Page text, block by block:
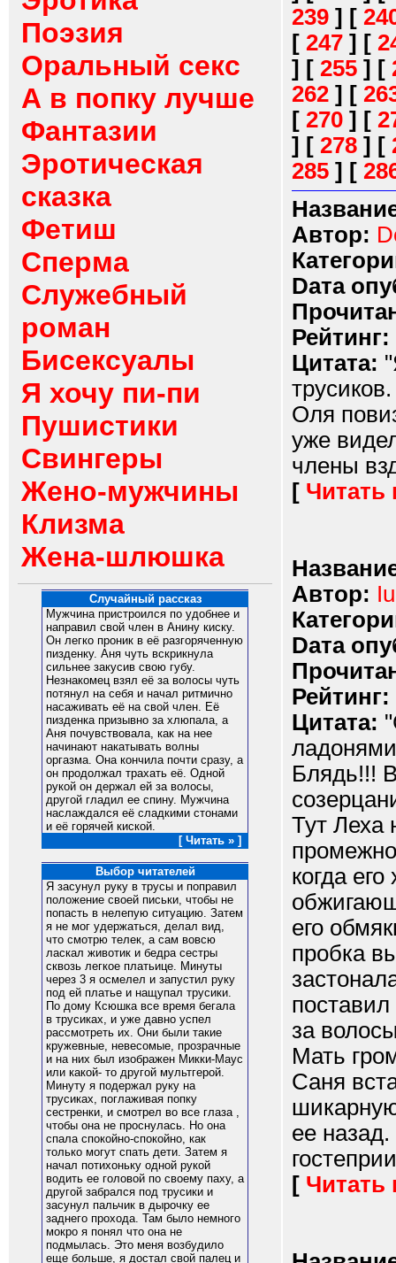
Поэзия
Оральный секс
А в попку лучше
Фантазии
Эротическая
сказка
Фетиш
Сперма
Служебный
роман
Бисексуалы
Я хочу пи-пи
Пушистики
Свингеры
Жено-мужчины
Клизма
Жена-шлюшка
Случайный рассказ
Мужчина пристроился по удобнее и
направил свой член в Анину киску.
Он легко проник в её разгоряченную
пизденку. Аня чуть вскрикнула
сильнее закусив свою губу.
Незнакомец взял её за волосы чуть
потянул на себя и начал ритмично
насаживать её на свой член. Её
пизденка призывно за хлюпала, а
Аня почувствовала, как на нее
начинают накатывать волны
оргазма. Она кончила почти сразу, а
он продолжал трахать её. Одной
рукой он держал ей за волосы,
другой гладил ее спину. Мужчина
наслаждался её сладкими стонами
и её горячей киской.
[ Читать » ]
Выбор читателей
Я засунул руку в трусы и поправил
положение своей письки, чтобы не
попасть в нелепую ситуацию. Затем
я не мог удержаться, делал вид,
что смотрю телек, а сам вовсю
ласкал животик и бедра сестры
сквозь легкое платьице. Минуты
через 3 я осмелел и запустил руку
под ей платье и нащупал трусики.
По дому Ксюшка все время бегала
в трусиках, и уже давно успел
рассмотреть их. Они были такие
кружевные, невесомые, прозрачные
и на них был изображен Микки-Маус
или какой- то другой мультгерой.
Минуту я подержал руку на
трусиках, поглаживая попку
сестренки, и смотрел во все глаза ,
чтобы она не проснулась. Но она
спала спокойно-спокойно, как
только могут спать дети. Затем я
начал потихоньку одной рукой
водить ее головой по своему паху, а
другой забрался под трусики и
засунул пальчик в дырочку ее
заднего прохода. Там было немного
мокро я понял что она не
подмылась. Это меня возбудило
еще больше, я достал свой палец и
239 ] [
[ 247 ] [
] [ 255 ] [
262 ] [
[ 270 ] [
] [ 278 ] [
285 ] [
Автор:
Dата
Рейтинг:
Цитата:
Оля
уже
члены
[ Читать
Автор:
Dата
Рейтинг:
Цитата:
Блядь!!!
Тут Леха
когда
его
пробка
за
Мать
Саня
ее
[ Читать